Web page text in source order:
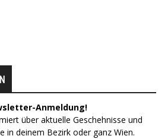
Anmeldung!
über aktuelle Geschehnisse und
in deinem Bezirk oder ganz Wien.